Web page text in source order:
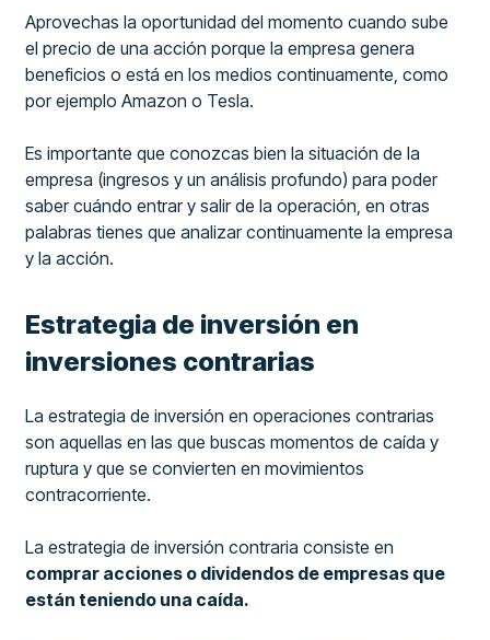
Aprovechas la oportunidad del momento cuando sube
el precio de una acción porque la empresa genera
beneficios o está en los medios continuamente, como
por ejemplo Amazon o Tesla.
Es importante que conozcas bien la situación de la
empresa (ingresos y un análisis profundo) para poder
saber cuándo entrar y salir de la operación, en otras
palabras tienes que analizar continuamente la empresa
y la acción.
Estrategia de inversión en
inversiones contrarias
La estrategia de inversión en operaciones contrarias
son aquellas en las que buscas momentos de caída y
ruptura y que se convierten en movimientos
contracorriente.
La estrategia de inversión contraria consiste en
comprar acciones o dividendos de empresas que
están teniendo una caída.